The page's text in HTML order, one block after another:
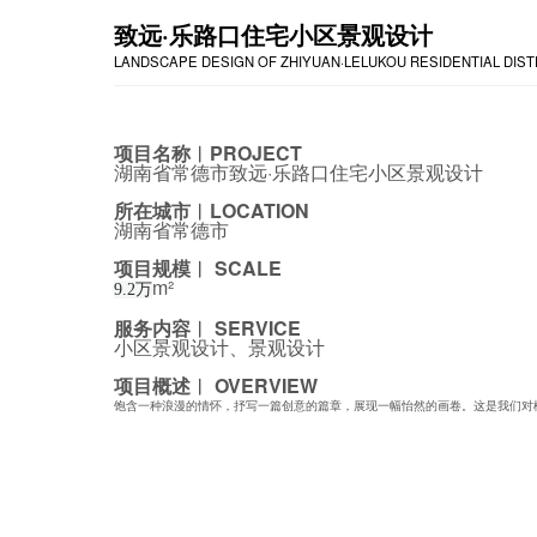
致远·乐路口住宅小区景观设计
LANDSCAPE DESIGN OF ZHIYUAN·LELUKOU RESIDENTIAL
项目名称︱PROJECT
湖南省常德市致远·乐路口住宅小区景观设计
所在城市︱LOCATION
湖南省常德市
项目规模︱ SCALE
9.2万m²
服务内容︱ SERVICE
小区景观设计、景观设计
项目概述︱ OVERVIEW
饱含一种浪漫的情怀，抒写一篇创意的篇章，展现一幅怡然的画卷。这是我们对